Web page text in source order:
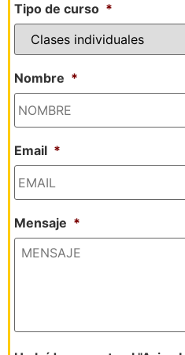
Tipo de curso *
Nombre *
Email *
Mensaje *